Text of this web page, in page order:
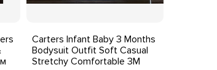
Carters Infant Baby 3 Months
Bodysuit Outfit Soft Casual
Stretchy Comfortable 3M